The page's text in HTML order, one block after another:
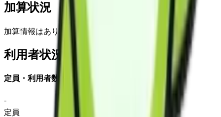
加算状況
加算情報はありません
利用者状況
定員・利用者数
-
定員